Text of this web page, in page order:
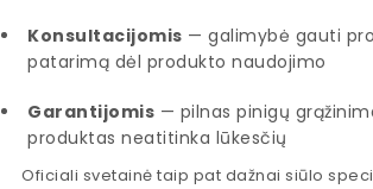
Konsultacijomis — galimybė gauti
patarimą dėl produkto naudojimo
Garantijomis — pilnas pinigų
produktas neatitinka lūkesčių
Oficiali svetainė taip pat dažnai siūlo